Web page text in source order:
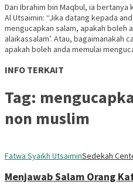
Dari Ibrahim bin Maqbul, ia bertanya
Al Utsaimin: “Jika datang kepada
mengucapkan salam, apakah boleh
alaikassalam’. Atau, bagaimanakah
apakah boleh anda memulai
INFO TERKAIT
Tag:
non muslim
Fatwa Syaikh UtsaiminSedekah
Menjawab Salam Orang